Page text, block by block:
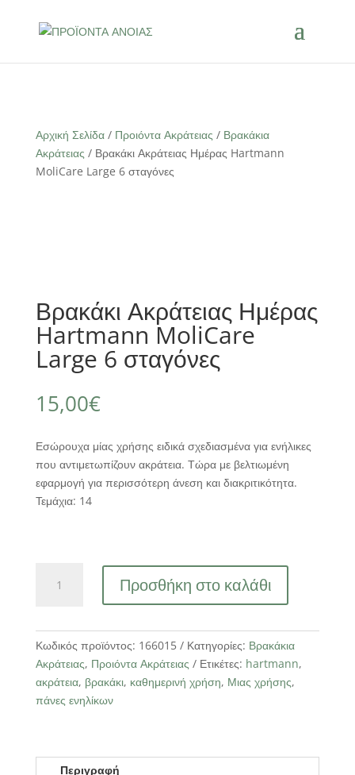
Αρχική Σελίδα/ Προιόντα Ακράτειας / Βρακάκια
Ακράτειας / Βρακάκι Ακράτειας Ημέρας Hartmann
MoliCare Large 6 σταγόνες
Βρακάκι Ακράτειας Ημέρας
Hartmann MoliCare
Large 6 σταγόνες
15,00€
Εσώρουχα μίας χρήσης ειδικά σχεδιασμένα για ενήλικες
που αντιμετωπίζουν ακράτεια. Τώρα με βελτιωμένη
εφαρμογή για περισσότερη άνεση και διακριτικότητα.
Τεμάχια: 14
Ακράτειας
MoliCare
Large
6
σταγόνες
Προσθήκη στο καλάθι
Κωδικός προϊόντος: 166015 Κατηγορίες: Βρακάκια
Ακράτειας, Προιόντα Ακράτειας Ετικέτες: hartmann,
ακράτεια, βρακάκι, καθημερινή χρήση, Μιας χρήσης,
πάνες ενηλίκων
Περιγραφή